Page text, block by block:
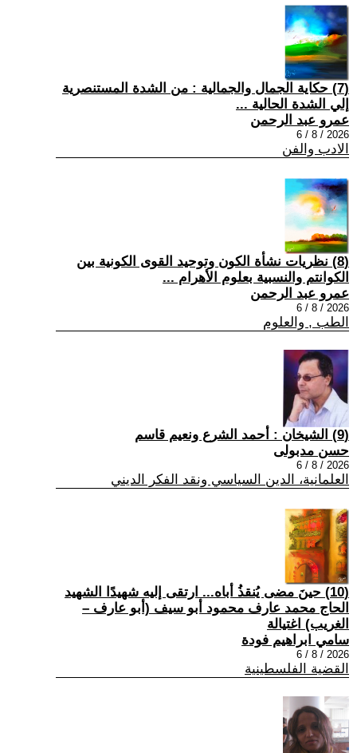
(7) حكاية الجمال والجمالية : من الشدة المستنصرية
إلي الشدة الحالية ...
عمرو عبد الرحمن
2026 / 8 / 6
الادب والفن
(8) نظريات نشأة الكون وتوحيد القوى الكونية بين
الكوانتم والنسبية بعلوم الأهرام ...
عمرو عبد الرحمن
2026 / 8 / 6
الطب , والعلوم
(9) الشيخان : أحمد الشرع ونعيم قاسم
حسن مدبولى
2026 / 8 / 6
العلمانية، الدين السياسي ونقد الفكر الديني
(10) حينَ مضى يُنقذُ أباه... ارتقى إليه شهيدًا الشهيد
الحاج محمد عارف محمود أبو سيف (أبو عارف –
الغريب) اغتيالة
سامي ابراهيم فودة
2026 / 8 / 6
القضية الفلسطينية